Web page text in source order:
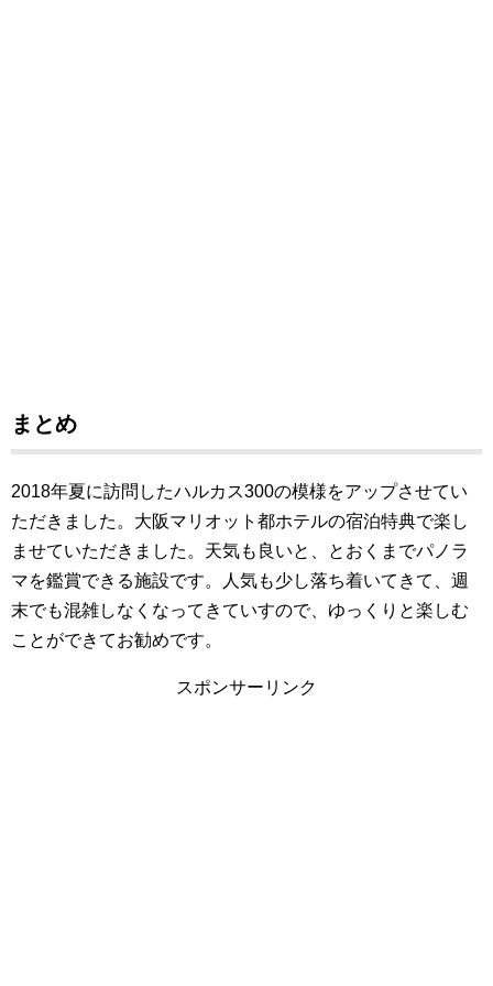
まとめ
2018年夏に訪問したハルカス300の模様をアップさせてい
ただきました。大阪マリオット都ホテルの宿泊特典で楽し
ませていただきました。天気も良いと、とおくまでパノラ
マを鑑賞できる施設です。人気も少し落ち着いてきて、週
末でも混雑しなくなってきていすので、ゆっくりと楽しむ
ことができてお勧めです。
スポンサーリンク